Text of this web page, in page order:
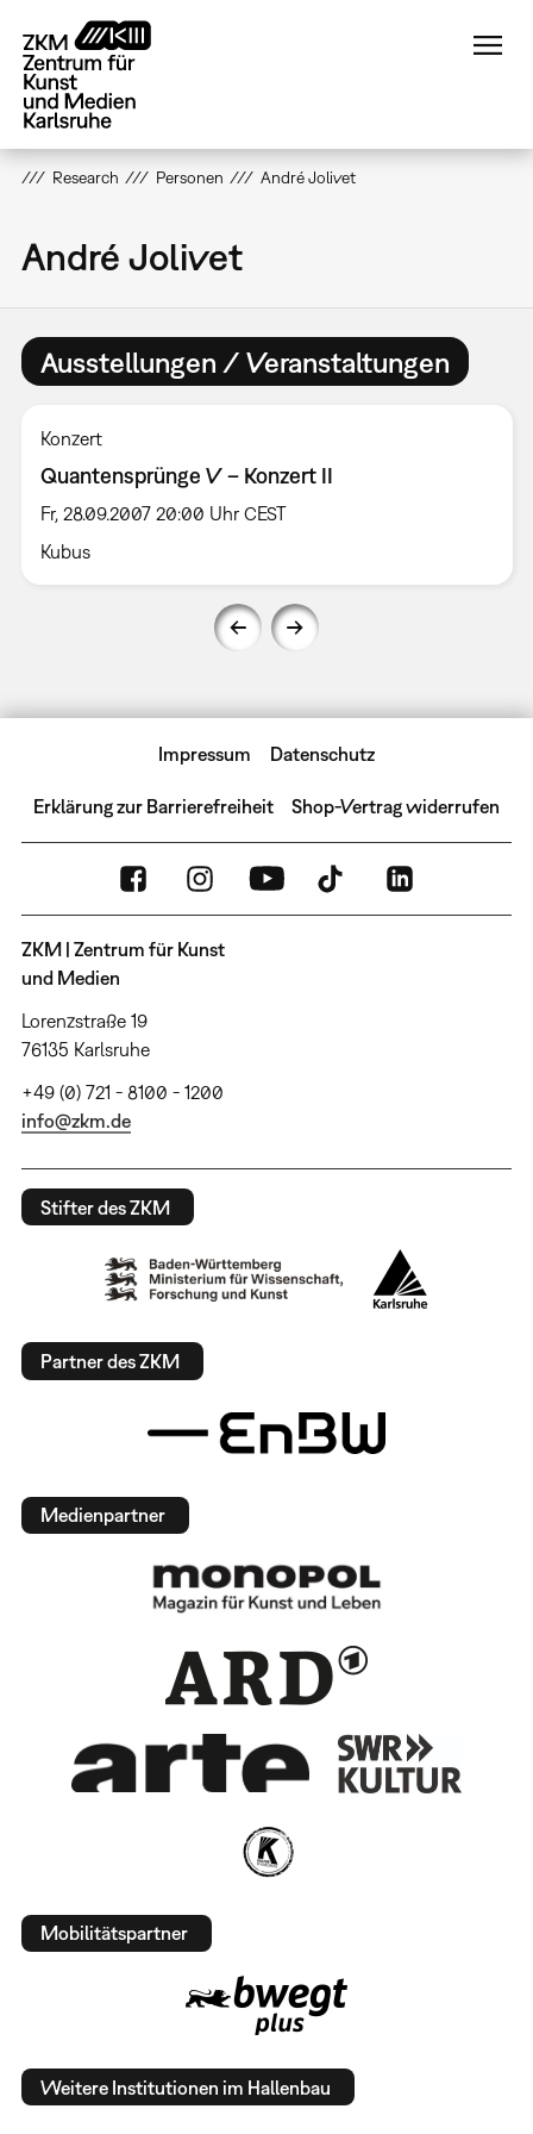
zum
Inhalt
Research Personen André Jolivet
André Jolivet
Ausstellungen / Veranstaltungen
Konzert
Quantensprünge V – Konzert II
Fr, 28.09.2007 20:00 Uhr CEST
Kubus
Impressum Datenschutz
Erklärung zur Barrierefreiheit Shop-Vertrag widerrufen
ZKM | Zentrum für Kunst
und Medien
Lorenzstraße 19
76135 Karlsruhe
+49 (0) 721 - 8100 - 1200
info@zkm.de
Stifter des ZKM
Partner des ZKM
Medienpartner
Mobilitätspartner
Weitere Institutionen im Hallenbau